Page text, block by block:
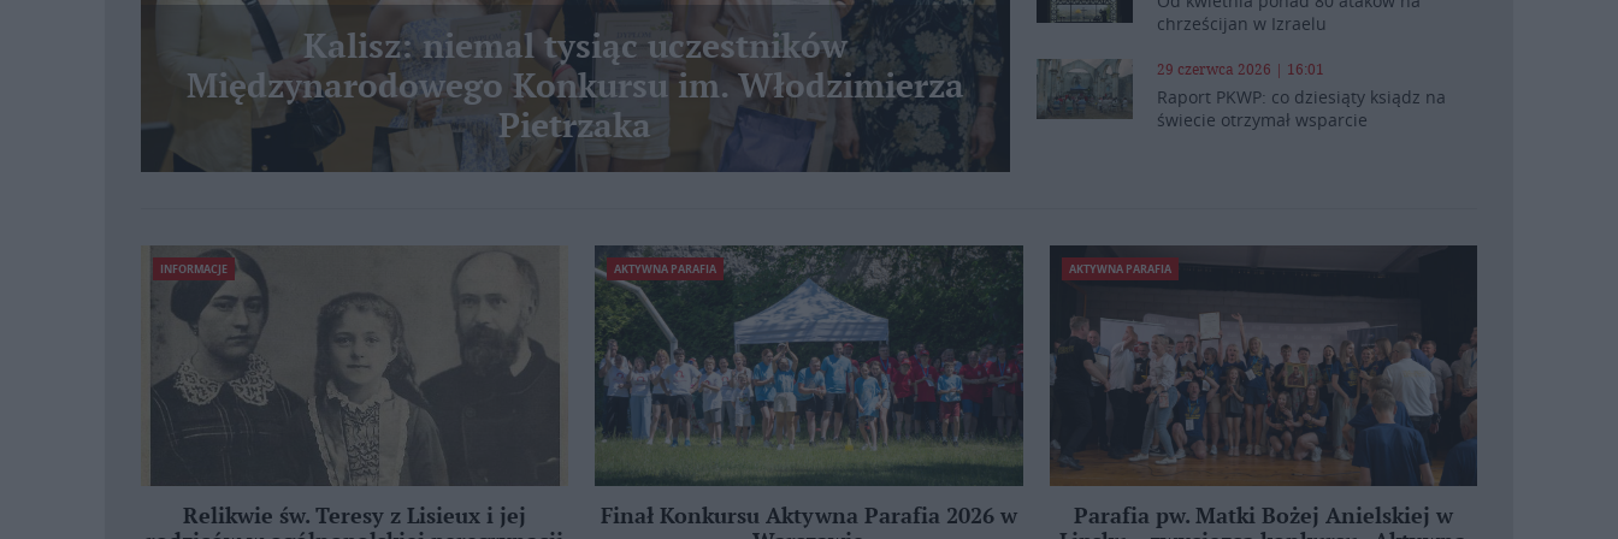
Kalisz: niemal tysiąc uczestników
Międzynarodowego Konkursu im. Włodzimierza
Pietrzaka
chrześcijan w Izraelu
29 czerwca 2026 | 16:01
Raport PKWP: co dziesiąty ksiądz na
świecie otrzymał wsparcie
INFORMACJE
Relikwie św. Teresy z Lisieux i jej
AKTYWNA PARAFIA
Finał Konkursu Aktywna Parafia 2026 w
AKTYWNA PARAFIA
Parafia pw. Matki Bożej Anielskiej w